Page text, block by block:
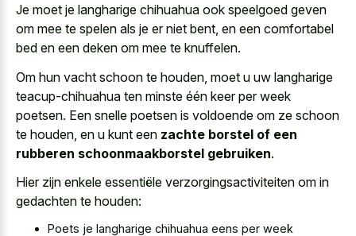
Je moet je langharige chihuahua ook speelgoed geven
om mee te spelen als je er niet bent, en een comfortabel
bed en een deken om mee te knuffelen.
Om hun vacht schoon te houden, moet u uw langharige
teacup-chihuahua ten minste één keer per week
poetsen. Een snelle poetsen is voldoende om ze schoon
te houden, en u kunt een zachte borstel of een
rubberen schoonmaakborstel gebruiken.
Hier zijn enkele essentiële verzorgingsactiviteiten om in
gedachten te houden:
Poets je langharige chihuahua eens per week